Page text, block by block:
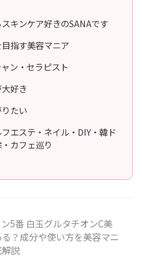
キンケア好きのSANAです
指す美容マニア
ン・セラピスト
好き
たい
フエステ・ネイル・DIY・韓ド
カフェ巡り
5番 白玉グルタチオンC美
？成分や使い方を美容マニ
説